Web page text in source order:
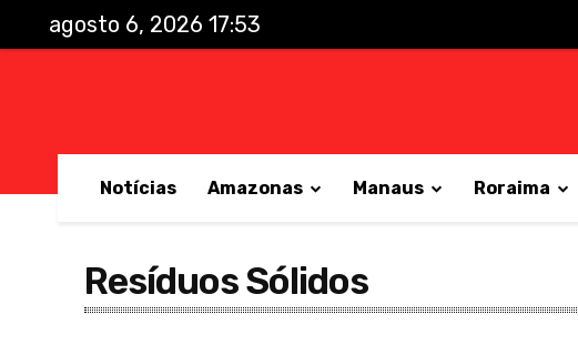
agosto 6, 2026 17:53
Notícias Amazonas Manaus Roraima
Resíduos Sólidos